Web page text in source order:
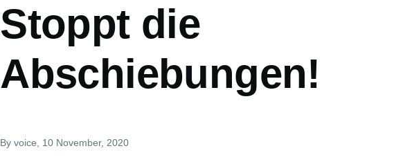
Stoppt die
Abschiebungen!
Byvoice , 10 November, 2020